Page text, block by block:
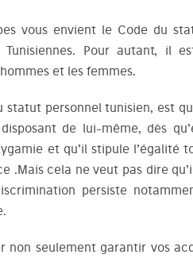
vous envient le Code du
Pour autant, il
et les femmes.
personnel tunisien, est
de lui-même, dès
et qu’il stipule l’égalité
.Mais cela ne veut pas dire
persiste
non seulement garantir vos